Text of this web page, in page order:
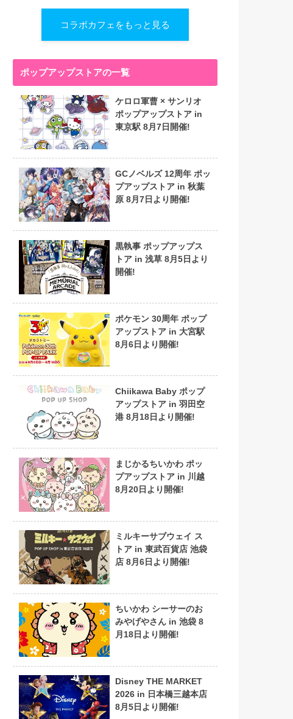
コラボカフェをもっと見る
ポップアップストアの一覧
ケロロ軍曹 × サンリオ
ポップアップストア in
東京駅 8月7日開催!
GCノベルズ 12周年 ポッ
プアップストア in 秋葉
原 8月7日より開催!
黒執事 ポップアップス
トア in 浅草 8月5日より
開催!
ポケモン 30周年 ポップ
アップストア in 大宮駅
8月6日より開催!
Chiikawa Baby ポップ
アップストア in 羽田空
港 8月18日より開催!
まじかるちいかわ ポッ
プアップストア in 川越
8月20日より開催!
ミルキーサブウェイ ス
トア in 東武百貨店 池袋
店 8月6日より開催!
ちいかわ シーサーのお
みやげやさん in 池袋 8
月18日より開催!
Disney THE MARKET
2026 in 日本橋三越本店
8月5日より開催!